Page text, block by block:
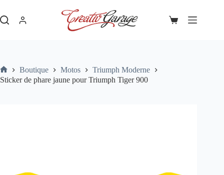
contenu
20,00
Panier
Accueil
Boutique Motos
Triumph Moderne
Sticker de phare jaune pour Triumph Tiger 900